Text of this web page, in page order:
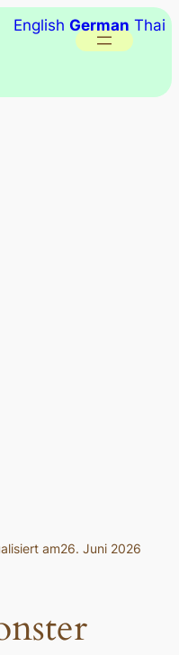
am26. Juni 2026
English German Thai